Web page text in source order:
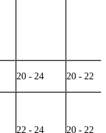
20 - 24 20 - 22
22 - 24 20 - 22